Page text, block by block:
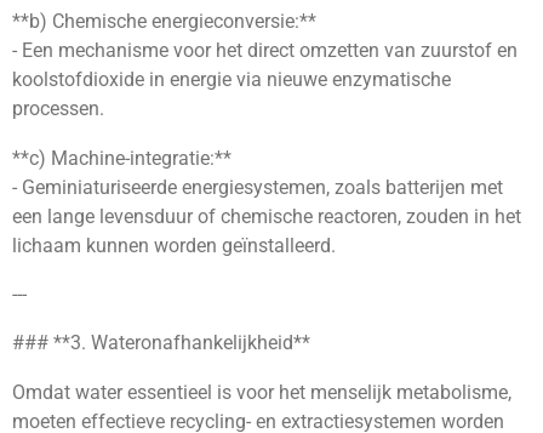
**b) Chemische energieconversie:**
- Een mechanisme voor het direct omzetten van zuurstof en
koolstofdioxide in energie via nieuwe enzymatische
processen.
**c) Machine-integratie:**
- Geminiaturiseerde energiesystemen, zoals batterijen met
een lange levensduur of chemische reactoren, zouden in het
lichaam kunnen worden geïnstalleerd.
---
### **3. Wateronafhankelijkheid**
Omdat water essentieel is voor het menselijk metabolisme,
moeten effectieve recycling- en extractiesystemen worden